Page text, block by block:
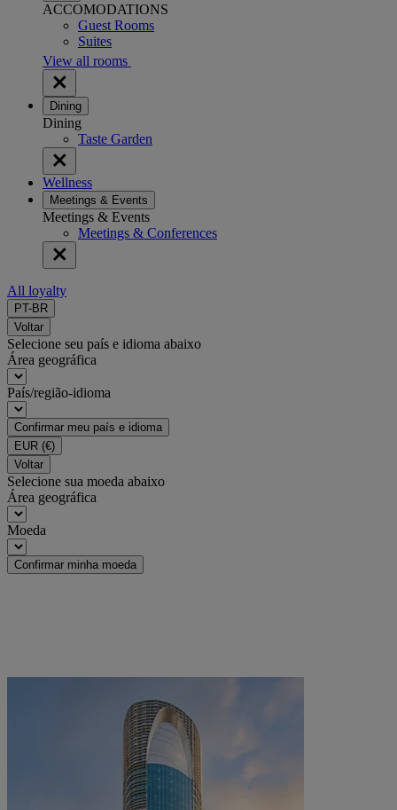
ACCOMODATIONS
Guest Rooms
Suites
View all rooms
Dining
Dining
Taste Garden
Wellness
Meetings & Events
Meetings & Events
Meetings & Conferences
All loyalty
PT-BR
Voltar
Selecione seu país e idioma abaixo
Área geográfica
País/região-idioma
Confirmar meu país e idioma
EUR (€)
Voltar
Selecione sua moeda abaixo
Área geográfica
Moeda
Confirmar minha moeda